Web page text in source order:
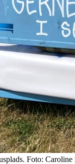
Foto: Caroline